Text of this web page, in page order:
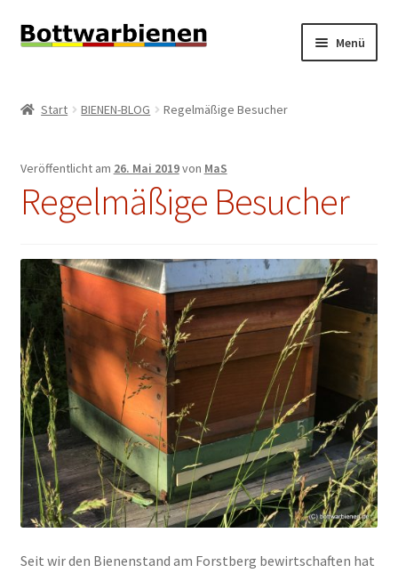
Zur
Zum
Menü
INFORMATIONEN
öffnen
KONTAKT
IMPRESSUM
öffnen
Start BIENEN-BLOG Regelmäßige Besucher
Veröffentlicht am 26. Mai 2019von MaS
Regelmäßige Besucher
Seit wir den Bienenstand am Forstberg bewirtschaften hat